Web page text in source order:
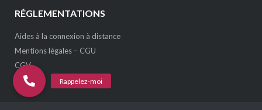
RÉGLEMENTATIONS
Aides à la connexion à distance
Mentions légales – CGU
CGV